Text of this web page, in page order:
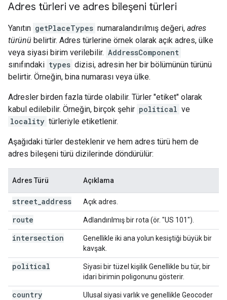
Adres türleri ve adres bileşeni türleri
Yanıtın getPlaceTypes numaralandırılmış değeri, adres
türünü belirtir. Adres türlerine örnek olarak açık adres, ülke
veya siyasi birim verilebilir. AddressComponent
sınıfındaki types dizisi, adresin her bir bölümünün türünü
belirtir. Örneğin, bina numarası veya ülke.
Adresler birden fazla türde olabilir. Türler "etiket" olarak
kabul edilebilir. Örneğin, birçok şehir political ve
locality türleriyle etiketlenir.
Aşağıdaki türler desteklenir ve hem adres türü hem de
adres bileşeni türü dizilerinde döndürülür:
Adres Türü Açıklama
street address Açık adres.
route Adlandırılmış bir rota (ör. "US 101").
intersection
Genellikle iki ana yolun kesiştiği büyük bir
kavşak.
political
Siyasi bir tüzel kişilik Genellikle bu tür, bir
idari birimin poligonunu gösterir.
country
Ulusal siyasi varlık ve genellikle Geocoder